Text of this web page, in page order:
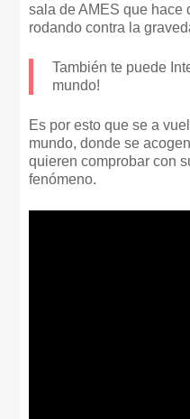
sala de AMES que hace
rodando contra la
También te puede
mundo!
Es por esto que se a
mundo, donde se
quieren comprobar con
fenómeno.